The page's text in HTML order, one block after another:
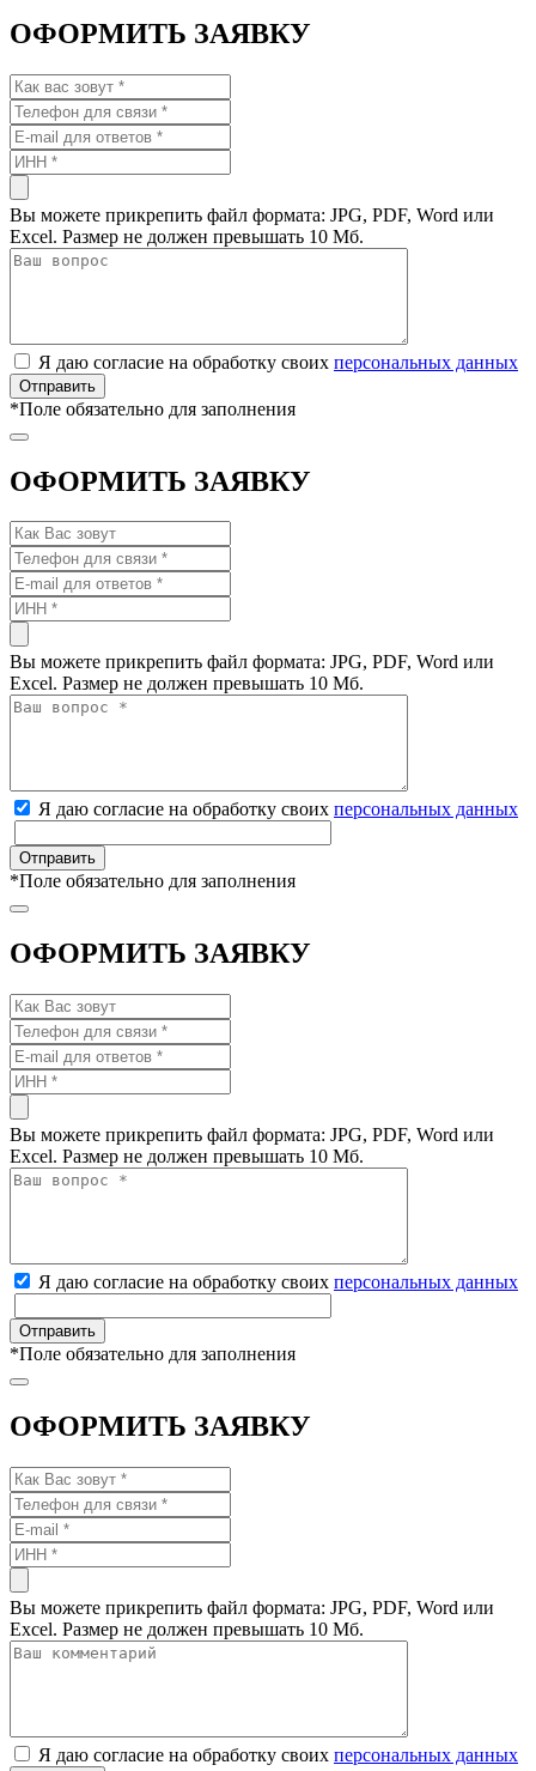
ОФОРМИТЬ ЗАЯВКУ
Вы можете прикрепить файл формата: JPG, PDF, Word или
Excel. Размер не должен превышать 10 Мб.
Я даю согласие на обработку своих персональных данных
*Поле обязательно для заполнения
ОФОРМИТЬ ЗАЯВКУ
Вы можете прикрепить файл формата: JPG, PDF, Word или
Excel. Размер не должен превышать 10 Мб.
Я даю согласие на обработку своих персональных данных
*Поле обязательно для заполнения
ОФОРМИТЬ ЗАЯВКУ
Вы можете прикрепить файл формата: JPG, PDF, Word или
Excel. Размер не должен превышать 10 Мб.
Я даю согласие на обработку своих персональных данных
*Поле обязательно для заполнения
ОФОРМИТЬ ЗАЯВКУ
Вы можете прикрепить файл формата: JPG, PDF, Word или
Excel. Размер не должен превышать 10 Мб.
Я даю согласие на обработку своих персональных данных